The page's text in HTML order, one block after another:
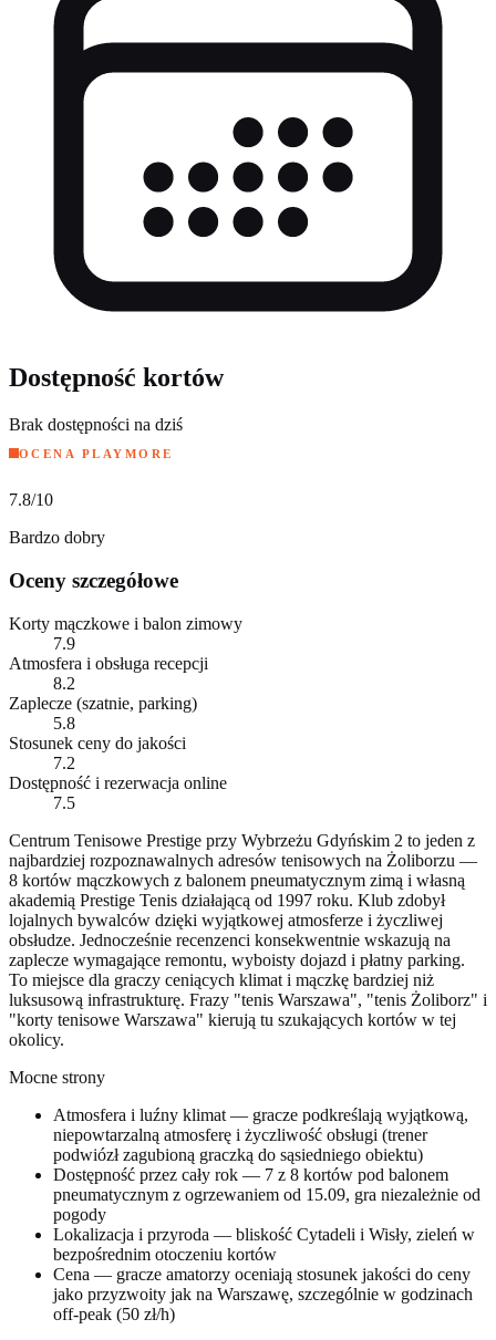
Dostępność kortów
Brak dostępności na dziś
OCENA PLAYMORE
7.8/10
Bardzo dobry
Oceny szczegółowe
Korty mączkowe i balon zimowy
7.9
Atmosfera i obsługa recepcji
8.2
Zaplecze (szatnie, parking)
5.8
Stosunek ceny do jakości
7.2
Dostępność i rezerwacja online
7.5
Centrum Tenisowe Prestige przy Wybrzeżu Gdyńskim 2 to jeden z
najbardziej rozpoznawalnych adresów tenisowych na Żoliborzu —
8 kortów mączkowych z balonem pneumatycznym zimą i własną
akademią Prestige Tenis działającą od 1997 roku. Klub zdobył
lojalnych bywalców dzięki wyjątkowej atmosferze i życzliwej
obsłudze. Jednocześnie recenzenci konsekwentnie wskazują na
zaplecze wymagające remontu, wyboisty dojazd i płatny parking.
To miejsce dla graczy ceniących klimat i mączkę bardziej niż
luksusową infrastrukturę. Frazy "tenis Warszawa", "tenis Żoliborz" i
"korty tenisowe Warszawa" kierują tu szukających kortów w tej
okolicy.
Mocne strony
Atmosfera i luźny klimat — gracze podkreślają wyjątkową,
niepowtarzalną atmosferę i życzliwość obsługi (trener
podwiózł zagubioną graczką do sąsiedniego obiektu)
Dostępność przez cały rok — 7 z 8 kortów pod balonem
pneumatycznym z ogrzewaniem od 15.09, gra niezależnie od
pogody
Lokalizacja i przyroda — bliskość Cytadeli i Wisły, zieleń w
bezpośrednim otoczeniu kortów
Cena — gracze amatorzy oceniają stosunek jakości do ceny
jako przyzwoity jak na Warszawę, szczególnie w godzinach
off-peak (50 zł/h)